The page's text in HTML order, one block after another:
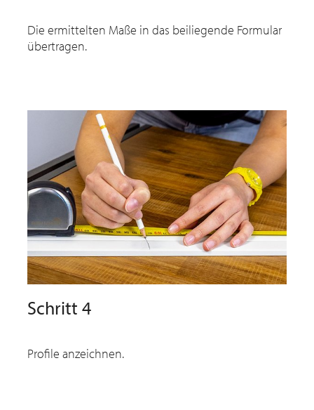
Die ermittelten Maße in das beiliegende Formular
übertragen.
Schritt 4
Profile anzeichnen.